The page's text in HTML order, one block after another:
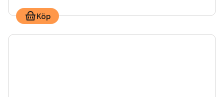
Köp